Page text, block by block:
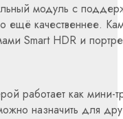
модуль с
ещё качественнее.
Smart HDR и
работает как мини-
назначить для